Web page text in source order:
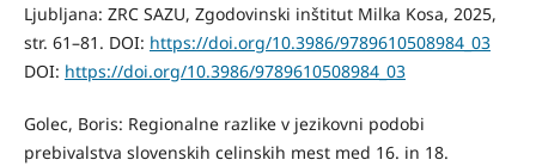
Ljubljana: ZRC SAZU, Zgodovinski inštitut Milka Kosa, 2025,
str. 61–81. DOI: https://doi.org/10.3986/9789610508984_03
DOI: https://doi.org/10.3986/9789610508984_03
Golec, Boris: Regionalne razlike v jezikovni podobi
prebivalstva slovenskih celinskih mest med 16. in 18.